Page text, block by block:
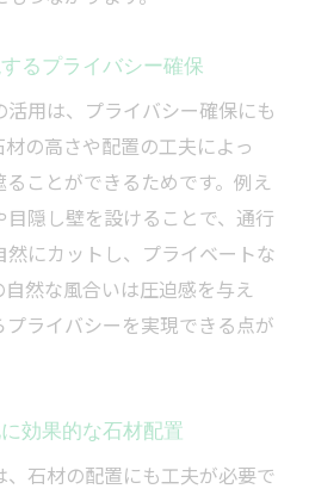
るプライバシー確保
用は、プライバシー確保にも
の高さや配置の工夫によっ
ことができるためです。例え
隠し壁を設けることで、通行
にカットし、プライベートな
然な風合いは圧迫感を与え
ライバシーを実現できる点が
効果的な石材配置
石材の配置にも工夫が必要で